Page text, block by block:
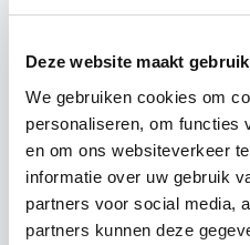
Deze website maakt
We gebruiken cookies om
personaliseren, om functies
en om ons websiteverkeer
informatie over uw gebruik
partners voor social media,
partners kunnen deze
100 € 0,28
200 € 0,25
€ 0,20